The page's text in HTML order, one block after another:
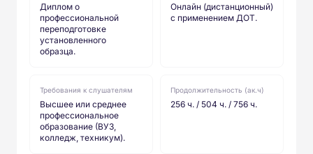
Диплом о
профессиональной
переподготовке
установленного
образца.
Онлайн (дистанционный)
с применением ДОТ.
Требования к слушателям
Высшее или среднее
профессиональное
образование (ВУЗ,
колледж, техникум).
Продолжительность (ак.ч)
256 ч. / 504 ч. / 756 ч.